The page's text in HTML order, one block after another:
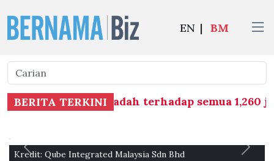
EN | BM
BERITA TERKINI
saringan dadah terhadap semua 1,260
Kredit: Qube Integrated Malaysia Sdn Bhd